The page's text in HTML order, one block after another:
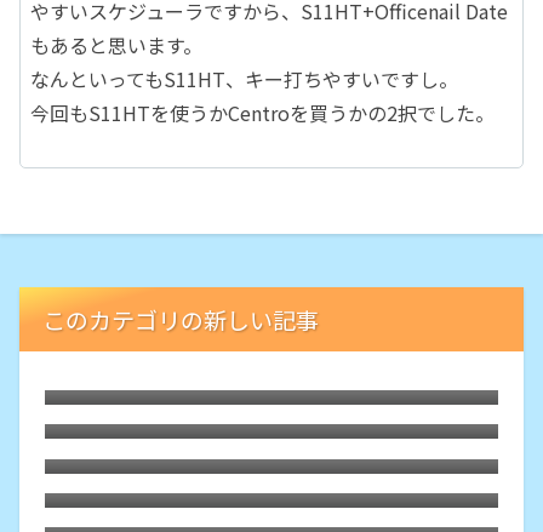
やすいスケジューラですから、S11HT+Officenail Date
もあると思います。
なんといってもS11HT、キー打ちやすいですし。
今回もS11HTを使うかCentroを買うかの2択でした。
このカテゴリの新しい記事
LibreELECな古いHTPCでブルーレイが再
橋」という余生
枯れた自作PCにLubuntu 26.04をインスト
ール
HDMIオーディオ分離器でレガシー規格ホ
ームシアターが本領を発揮、その旋律に戦
慄
Debian 13 trixieをLXQtでASUS-X540YA
にインストールしてみた。懐かしくて軽快
Motorola Edge40にTPUスクリーンプロ
テクター